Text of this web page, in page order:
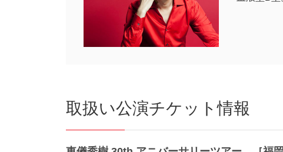
取扱い公演チケット情報